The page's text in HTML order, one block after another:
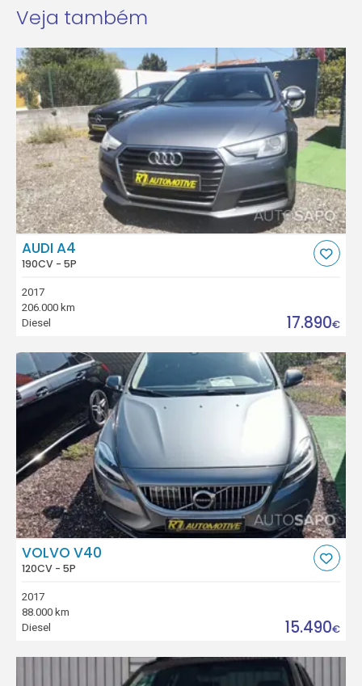
Veja também
AUDI A4
190CV - 5P
2017
206.000 km
Diesel
17.890€
VOLVO V40
120CV - 5P
2017
88.000 km
Diesel
15.490€